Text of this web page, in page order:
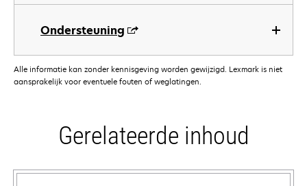
Ondersteuning
Alle informatie kan zonder kennisgeving worden gewijzigd. Lexmark is niet
aansprakelijk voor eventuele fouten of weglatingen.
Gerelateerde inhoud